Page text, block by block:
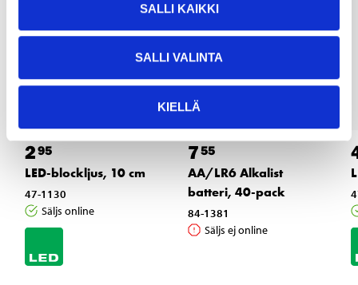
SALLI KAIKKI
SALLI VALINTA
KIELLÄ
295
LED-blockljus, 10 cm
47-1130
Säljs online
755
AA/LR6 Alkalist
batteri, 40-pack
84-1381
Säljs ej online